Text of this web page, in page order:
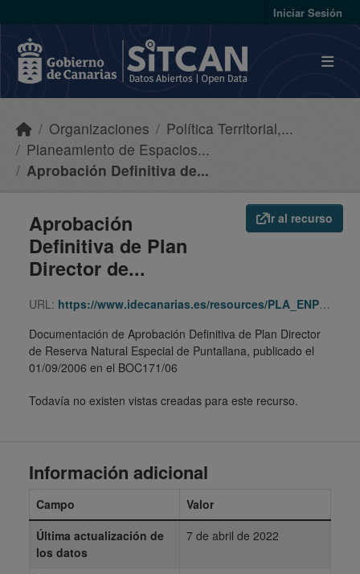
Iniciar Sesión
Organizaciones
Política Territorial,...
Planeamiento de Espacios...
Aprobación Definitiva de...
Ir al recurso
Aprobación
Definitiva de Plan
Director de...
URL: https://www.idecanarias.es/resources/PLA_ENP_URB/LG/AD/G-02_Puntallana/1016/indice.html
Documentación de Aprobación Definitiva de Plan Director
de Reserva Natural Especial de Puntallana, publicado el
01/09/2006 en el BOC171/06
Todavía no existen vistas creadas para este recurso.
Información adicional
Campo
Valor
Última actualización de
los datos
7 de abril de 2022